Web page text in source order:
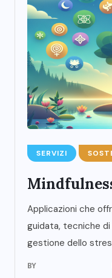
SERVIZI
Applicazioni che
guidata, tecniche
gestione dello
BY